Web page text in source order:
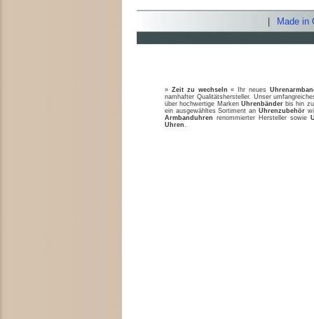
Made in
» Zeit zu wechseln « Ihr neues
namhafter Qualitätshersteller. Unser
über hochwertige Marken Uhrenbänderbis hin zu
ein ausgewähltes Sortiment an Uhrenzubehör
Armbanduhren renommierter Hersteller sowie
Uhren.